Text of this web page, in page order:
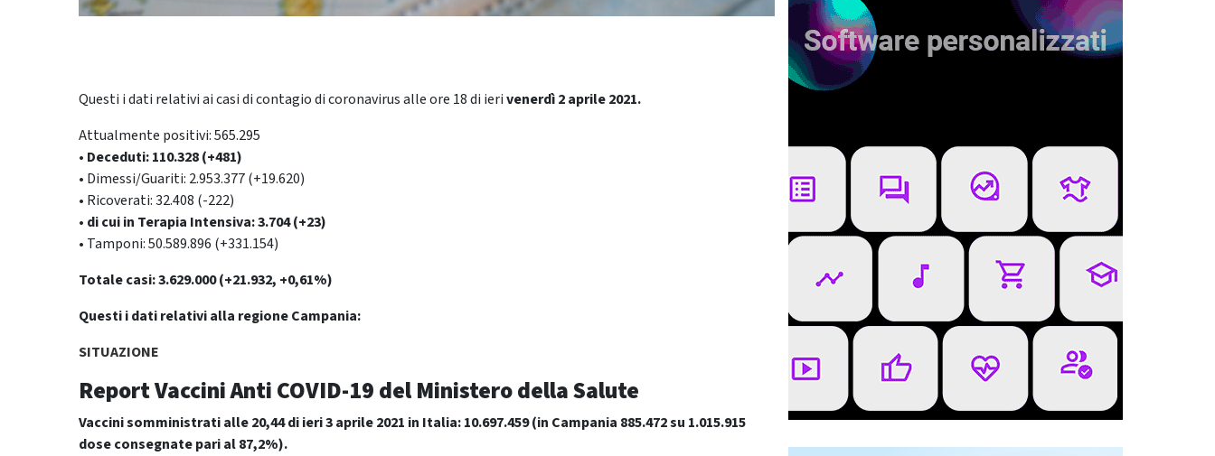
Questi i dati relativi ai casi di contagio di coronavirus alle ore 18 di ierivenerdì 2 aprile2021.
Attualmente positivi: 565.295
• Deceduti: 110.328 (+481)
• Dimessi/Guariti: 2.953.377 (+19.620)
• Ricoverati: 32.408 (-222)
• di cui in Terapia Intensiva: 3.704 (+23)
• Tamponi: 50.589.896 (+331.154)
Totale casi: 3.629.000 (+21.932, +0,61%)
Questi i dati relativi alla regione Campania:
SITUAZIONE
Report Vaccini Anti COVID-19del Ministero della Salute
Vaccini somministrati alle 20,44 di ieri 3 aprile 2021 in Italia: 10.697.459(in Campania 885.472 su 1.015.915
dose consegnate pari al 87,2%).